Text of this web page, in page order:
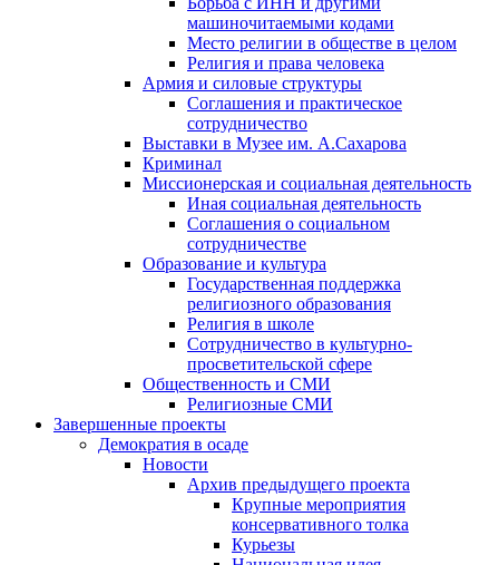
машиночитаемыми кодами
Место религии в обществе в целом
Религия и права человека
Армия и силовые структуры
Соглашения и практическое
сотрудничество
Выставки в Музее им. А.Сахарова
Криминал
Миссионерская и социальная деятельность
Иная социальная деятельность
Соглашения о социальном
сотрудничестве
Образование и культура
Государственная поддержка
религиозного образования
Религия в школе
Сотрудничество в культурно-
просветительской сфере
Общественность и СМИ
Религиозные СМИ
Завершенные проекты
Демократия в осаде
Новости
Архив предыдущего проекта
Крупные мероприятия
консервативного толка
Курьезы